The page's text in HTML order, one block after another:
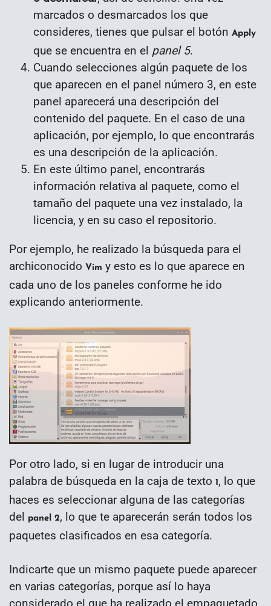
marcados o desmarcados los que
consideres, tienes que pulsar el botón Apply
que se encuentra en el panel 5.
Cuando selecciones algún paquete de los
que aparecen en el panel número 3, en este
panel aparecerá una descripción del
contenido del paquete. En el caso de una
aplicación, por ejemplo, lo que encontrarás
es una descripción de la aplicación.
En este último panel, encontrarás
información relativa al paquete, como el
tamaño del paquete una vez instalado, la
licencia, y en su caso el repositorio.
Por ejemplo, he realizado la búsqueda para el
archiconocido Vim y esto es lo que aparece en
cada uno de los paneles conforme he ido
explicando anteriormente.
Por otro lado, si en lugar de introducir una
palabra de búsqueda en la caja de texto 1 , lo que
haces es seleccionar alguna de las categorías
del panel 2, lo que te aparecerán serán todos los
paquetes clasificados en esa categoría.
Indicarte que un mismo paquete puede aparecer
en varias categorías, porque así lo haya